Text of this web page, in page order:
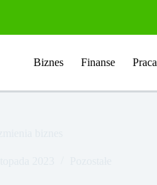
Biznes Finanse Praca